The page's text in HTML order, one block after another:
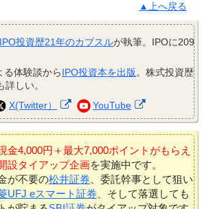
▲上へ戻る
IPO投資歴21年のカブスルが執筆。IPOに209
る体験談からIPO投資本を出版。株式投資歴
しい。
X(Twitter） YouTube
金4,000円＋最大7,000ポイントがもらえ
設タイアップ企画を実施中です。
が不要の松井証券 、委託幹事として狙い
UFJ eスマート証券 、そして落選しても